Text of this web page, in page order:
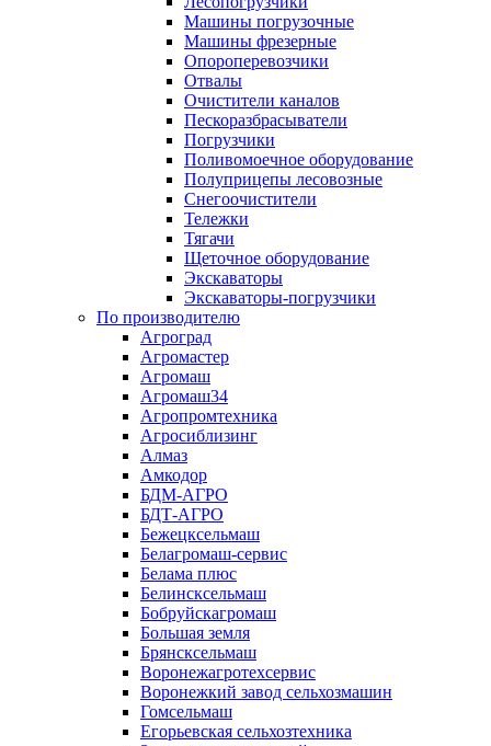
Машины погрузочные
Машины фрезерные
Опороперевозчики
Отвалы
Очистители каналов
Пескоразбрасыватели
Погрузчики
Поливомоечное оборудование
Полуприцепы лесовозные
Снегоочистители
Тележки
Тягачи
Щеточное оборудование
Экскаваторы
Экскаваторы-погрузчики
По производителю
Агроград
Агромастер
Агромаш
Агромаш34
Агропромтехника
Агросиблизинг
Алмаз
Амкодор
БДМ-АГРО
БДТ-АГРО
Бежецксельмаш
Белагромаш-сервис
Белама плюс
Белинсксельмаш
Бобруйскагромаш
Большая земля
Брянсксельмаш
Воронежагротехсервис
Воронежкий завод сельхозмашин
Гомсельмаш
Егорьевская сельхозтехника